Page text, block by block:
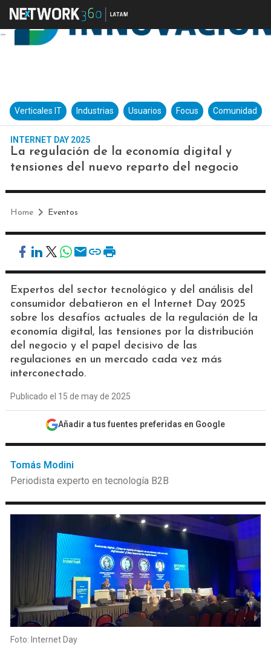
Verticales IT Industrias Usuarios Focus Comunidad
INTERNET DAY 2025
La regulación de la economía digital y
tensiones del nuevo reparto del negocio
Home Eventos
Expertos del sector tecnológico y del análisis del
consumidor debatieron en el Internet Day 2025
sobre los desafíos actuales de la regulación de la
economía digital, las tensiones por la distribución
del negocio y el papel decisivo de las
regulaciones en un mercado cada vez más
interconectado.
Publicado el 15 de may de 2025
Añadir a tus fuentes preferidas en Google
Tomás Modini
Periodista experto en tecnología B2B
Foto: Internet Day